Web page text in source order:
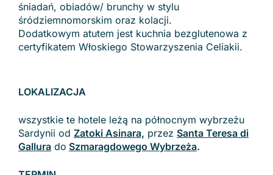
śniadań, obiadów/ brunchy w stylu
śródziemnomorskim oraz kolacji.
Dodatkowym atutem jest kuchnia bezglutenowa z
certyfikatem Włoskiego Stowarzyszenia Celiakii.
LOKALIZACJA
wszystkie te hotele leżą na północnym wybrzeżu
Sardynii od Zatoki Asinara, przez Santa Teresa di
Gallura do Szmaragdowego Wybrzeża.